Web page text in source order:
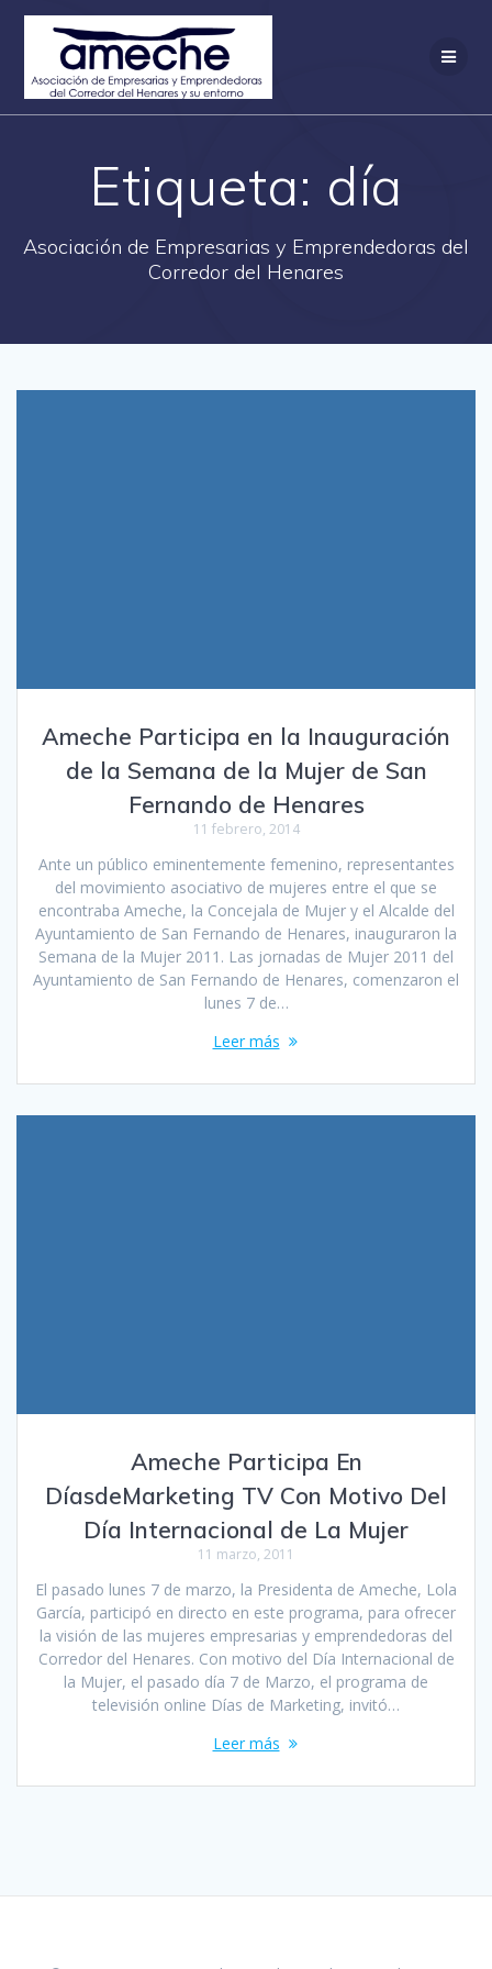
Saltar
Etiqueta: día
Asociación de Empresarias y Emprendedoras del
Corredor del Henares
Ameche Participa en la Inauguración
de la Semana de la Mujer de San
Fernando de Henares
11 febrero, 2014
Ante un público eminentemente femenino, representantes
del movimiento asociativo de mujeres entre el que se
encontraba Ameche, la Concejala de Mujer y el Alcalde del
Ayuntamiento de San Fernando de Henares, inauguraron la
Semana de la Mujer 2011. Las jornadas de Mujer 2011 del
Ayuntamiento de San Fernando de Henares, comenzaron el
lunes 7 de…
Leer más
Ameche Participa En
DíasdeMarketing TV Con Motivo Del
Día Internacional de La Mujer
11 marzo, 2011
El pasado lunes 7 de marzo, la Presidenta de Ameche, Lola
García, participó en directo en este programa, para ofrecer
la visión de las mujeres empresarias y emprendedoras del
Corredor del Henares. Con motivo del Día Internacional de
la Mujer, el pasado día 7 de Marzo, el programa de
televisión online Días de Marketing, invitó…
Leer más